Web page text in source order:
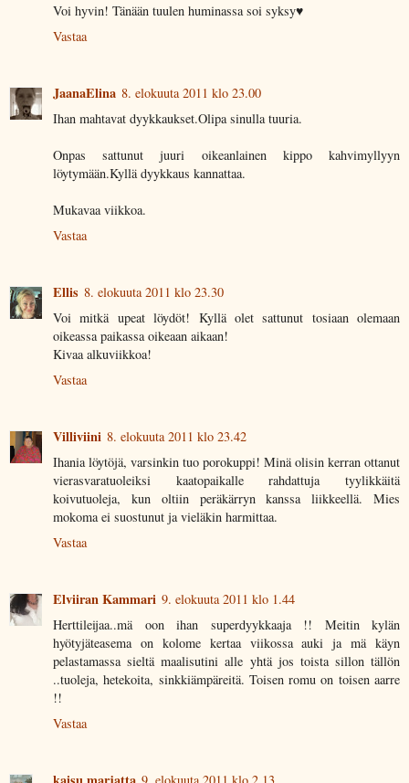
Voi hyvin! Tänään tuulen huminassa soi syksy♥
Vastaa
JaanaElina 8. elokuuta 2011 klo 23.00
Ihan mahtavat dyykkaukset.Olipa sinulla tuuria.
Onpas sattunut juuri oikeanlainen kippo kahvimyllyyn
löytymään.Kyllä dyykkaus kannattaa.
Mukavaa viikkoa.
Vastaa
Ellis 8. elokuuta 2011 klo 23.30
Voi mitkä upeat löydöt! Kyllä olet sattunut tosiaan olemaan
oikeassa paikassa oikeaan aikaan!
Kivaa alkuviikkoa!
Vastaa
Villiviini 8. elokuuta 2011 klo 23.42
Ihania löytöjä, varsinkin tuo porokuppi! Minä olisin kerran ottanut
vierasvaratuoleiksi kaatopaikalle rahdattuja tyylikkäitä
koivutuoleja, kun oltiin peräkärryn kanssa liikkeellä. Mies
mokoma ei suostunut ja vieläkin harmittaa.
Vastaa
Elviiran Kammari 9. elokuuta 2011 klo 1.44
Herttileijaa..mä oon ihan superdyykkaaja !! Meitin kylän
hyötyjäteasema on kolome kertaa viikossa auki ja mä käyn
pelastamassa sieltä maalisutini alle yhtä jos toista sillon tällön
..tuoleja, hetekoita, sinkkiämpäreitä. Toisen romu on toisen aarre
!!
Vastaa